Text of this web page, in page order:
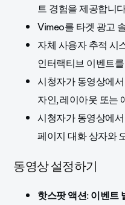
트 경험을 제공합니
Vimeo를 타겟 광고
자체 사용자 추적
인터랙티브 이벤트
시청자가 동영상에
자인, 레이아웃 또는
시청자가 동영상에
페이지 대화 상자와
동영상 설정하기
핫스팟 액션:이벤트